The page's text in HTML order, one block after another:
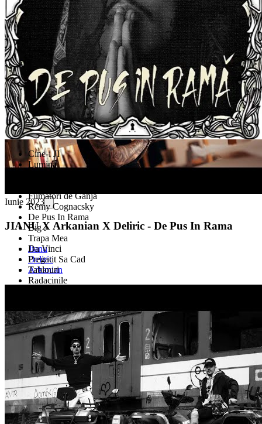
Cine-i JI
Lumina
Fumatori de Ganja
Remy Cognacsky
De Pus In Rama
Big J
Trapa Mea
Da Vinci
Pregatit Sa Cad
Tablouri
Radacinile
Iunie 2023
JIANU X Arkanian X Deliric - De Pus In Rama
Jianu
Deliric
Arkanian